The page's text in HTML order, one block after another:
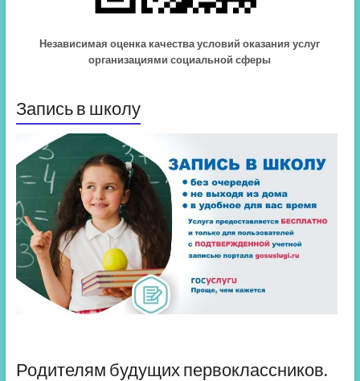
Независимая оценка качества условий оказания услуг
организациями социальной сферы
Запись в школу
Родителям будущих первоклассников.